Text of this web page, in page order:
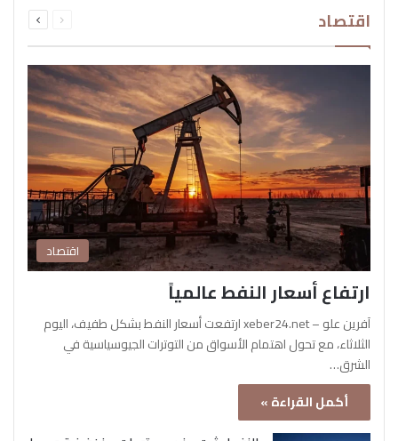
اقتصاد الصفحةالصفحة
اقتصاد
ارتفاع أسعار النفط عالمياً
آفرين علو – xeber24.net ارتفعت أسعار النفط بشكل طفيف، اليوم
الثلاثاء، مع تحول اهتمام الأسواق من التوترات الجيوسياسية في
الشرق…
أكمل القراءة »